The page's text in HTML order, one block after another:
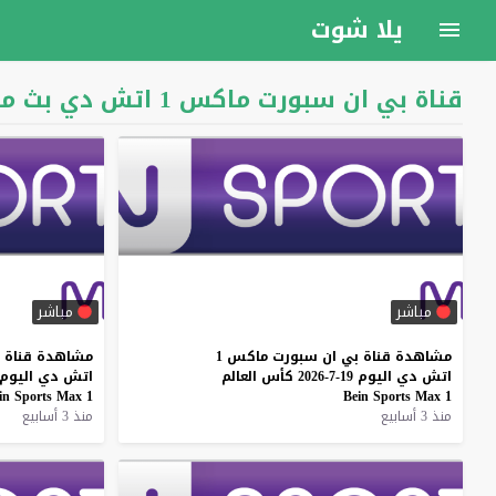
يلا شوت
قناة بي ان سبورت ماكس 1 اتش دي بث مباشر
مباشر
مشاهدة قناة بي ان سبورت ماكس 1
اتش دي اليوم 19-7-2026 كأس العالم
BeinSportsMax 1
منذ 3 أسابيع
مباشر
مشاهدة قناة
اتش دي
SportsMax 1
منذ 3 أسابيع